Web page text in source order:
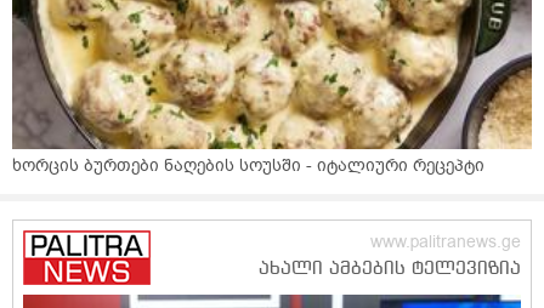
ხორცის ბურთები ნაღების სოუსში - იტალიური რეცეპტი